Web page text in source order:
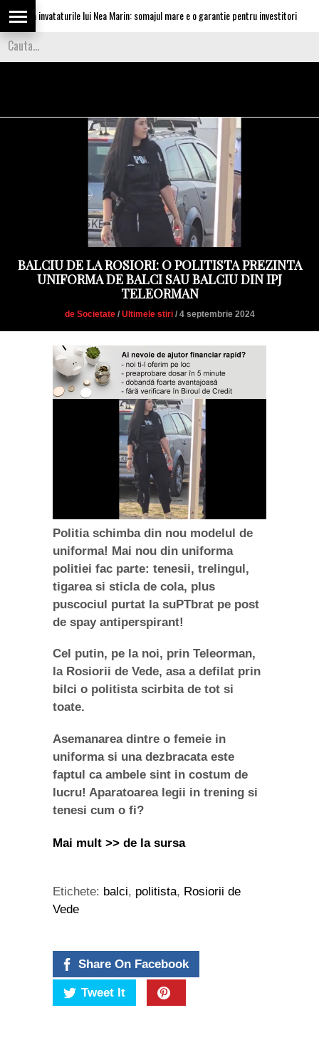
invataturile lui Nea Marin: somajul mare e o garantie pentru investitori
BALCIU DE LA ROSIORI: O POLITISTA PREZINTA
UNIFORMA DE BALCI SAU BALCIU DIN IPJ
TELEORMAN
de Societate/ Ultimele stiri/ 4 septembrie 2024
Politia schimba din nou modelul de
uniforma! Mai nou din uniforma
politiei fac parte: tenesii, trelingul,
tigarea si sticla de cola, plus
puscociul purtat la suPTbrat pe post
de spay antiperspirant!
Cel putin, pe la noi, prin Teleorman,
la Rosiorii de Vede, asa a defilat prin
bilci o politista scirbita de tot si
toate.
Asemanarea dintre o femeie in
uniforma si una dezbracata este
faptul ca ambele sint in costum de
lucru! Aparatoarea legii in trening si
tenesi cum o fi?
Mai mult >> de la sursa
Etichete: balci, politista, Rosiorii de
Vede
Share On Facebook
Tweet It